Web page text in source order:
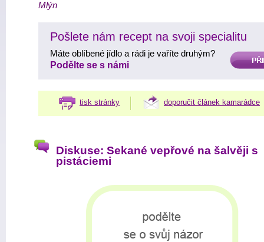
Mlýn
Pošlete nám recept na svoji specialitu
PŘIDAT
Máte oblíbené jídlo a rádi je vaříte druhým?
Podělte se s námi
tisk stránky doporučit článek kamarádce
Diskuse: Sekané vepřové na šalvěji s
pistáciemi